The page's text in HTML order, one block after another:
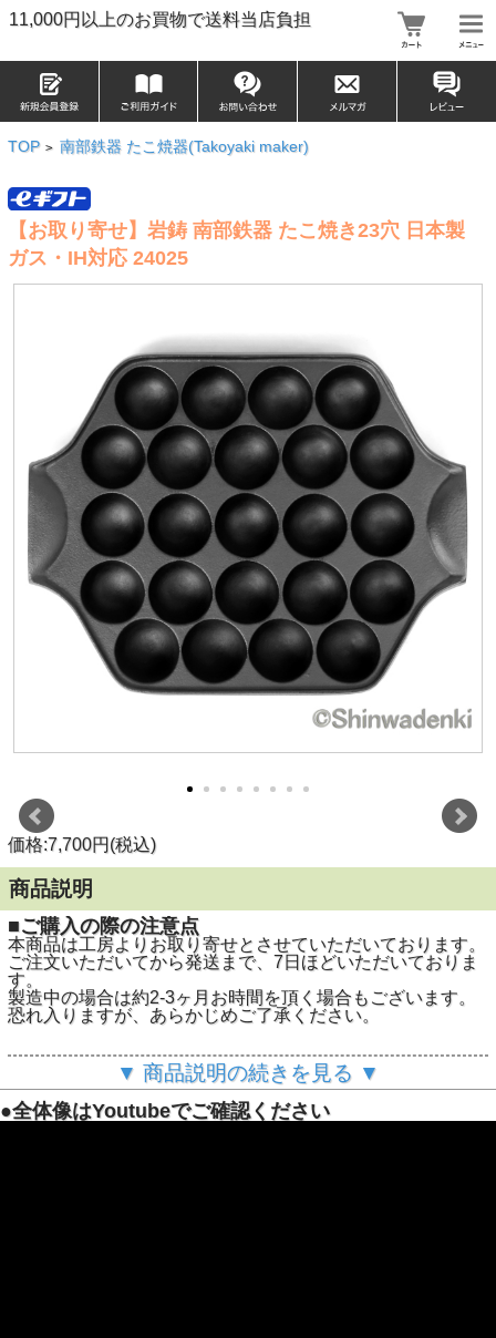
11,000円以上のお買物で送料当店負担
TOP > 南部鉄器 たこ焼器(Takoyaki maker)
【お取り寄せ】岩鋳 南部鉄器 たこ焼き23穴 日本製
ガス・IH対応 24025
価格:7,700円(税込)
商品説明
■ご購入の際の注意点
本商品は工房よりお取り寄せとさせていただいております。
ご注文いただいてから発送まで、7日ほどいただいておりま
す。
製造中の場合は約2-3ヶ月お時間を頂く場合もございます。
恐れ入りますが、あらかじめご了承ください。
●ふっくら丸く均一に仕上がる焼き上がり
南部鉄器は熱伝導率が高くプレート全体に均一に熱が伝わり
ます。
▼ 商品説明の続きを見る ▼
●全体像はYoutubeでご確認ください